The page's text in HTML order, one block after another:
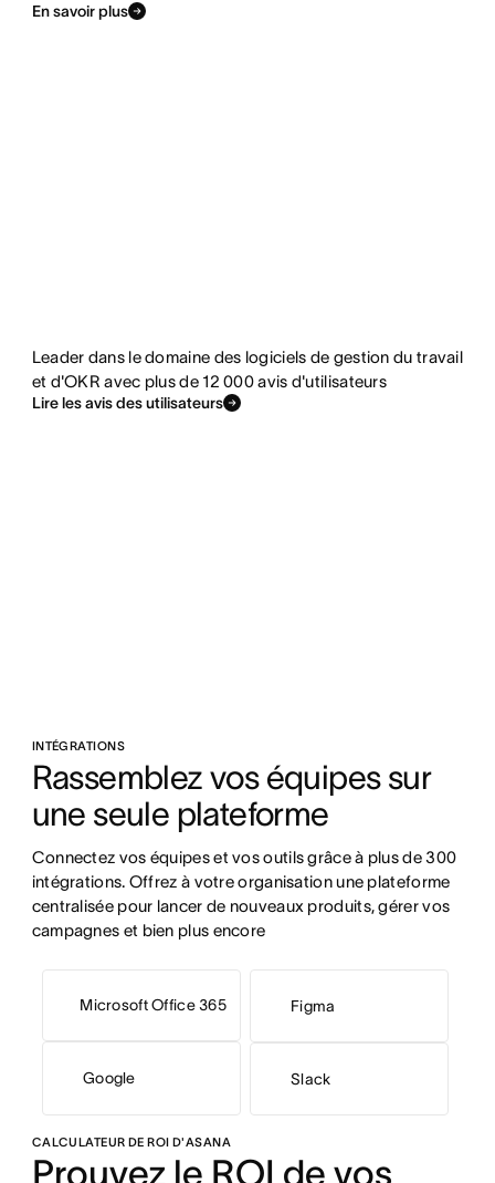
En savoir plus
Leader dans le domaine des logiciels de gestion du travail
et d'OKR avec plus de 12 000 avis d'utilisateurs
Lire les avis des utilisateurs
INTÉGRATIONS
Rassemblez vos équipes sur
une seule plateforme
Connectez vos équipes et vos outils grâce à plus de 300
intégrations. Offrez à votre organisation une plateforme
centralisée pour lancer de nouveaux produits, gérer vos
campagnes et bien plus encore
Microsoft Office 365
Google
Figma
Slack
CALCULATEUR DE ROI D'ASANA
Prouvez le ROI de vos